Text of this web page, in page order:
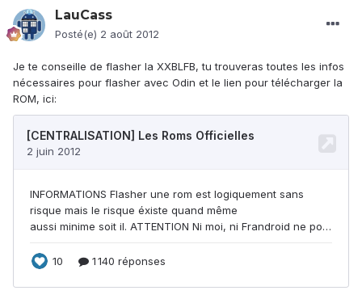
LauCass
Posté(e) 2 août 2012
Je te conseille de flasher la XXBLFB, tu trouveras toutes les infos
nécessaires pour flasher avec Odin et le lien pour télécharger la
ROM, ici: